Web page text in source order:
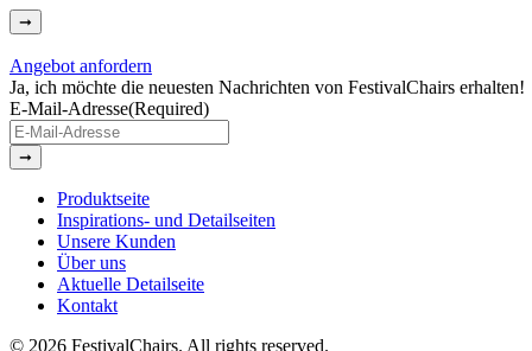
➞
Angebot anfordern
Ja, ich möchte die neuesten Nachrichten von FestivalChairs erhalten!
E-Mail-Adresse(Required)
➞
Produktseite
Inspirations- und Detailseiten
Unsere Kunden
Über uns
Aktuelle Detailseite
Kontakt
© 2026 FestivalChairs. All rights reserved.